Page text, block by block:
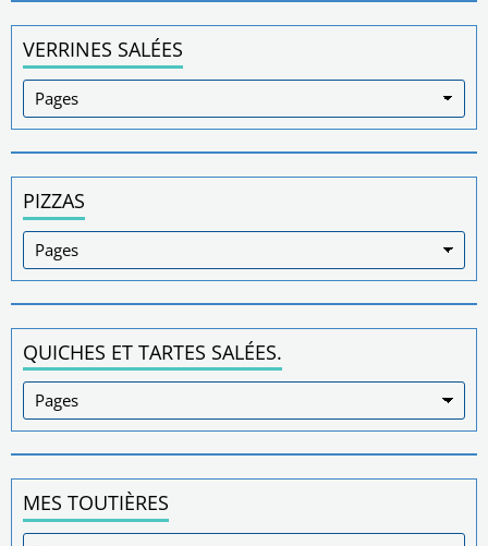
VERRINES SALÉES
PIZZAS
QUICHES ET TARTES SALÉES.
MES TOUTIÈRES